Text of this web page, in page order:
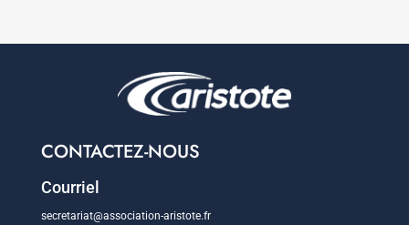
CONTACTEZ-NOUS
Courriel
secretariat@association-aristote.fr